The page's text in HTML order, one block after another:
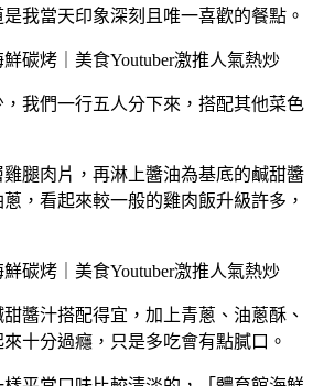
我當天印象深刻且唯一喜歡的餐點。
我們一行五人分下來，搭配其他菜色
腿肉片，再淋上醬油為基底的鹹甜醬
，看起來較一般的雞肉飯升級許多，
醬汁搭配得宜，加上青蔥、油蔥酥、
十分過癮，只是多吃會有點膩口。